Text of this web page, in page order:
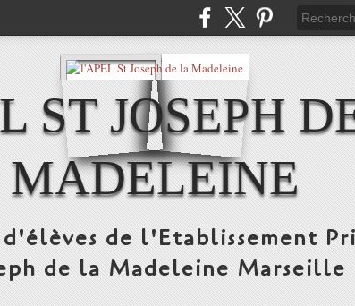
ST JOSEPH
MADELEINE
de l'Etablissement
de la Madeleine Marseille